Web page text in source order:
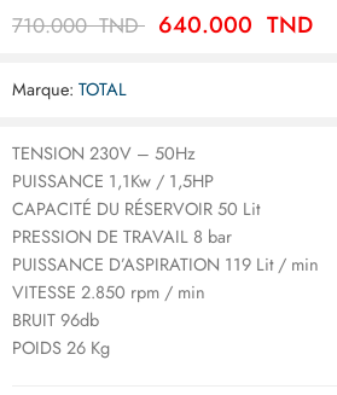
710.000TND 640.000 TND
Marque: TOTAL
TENSION 230V – 50Hz
PUISSANCE 1,1Kw / 1,5HP
CAPACITÉ DU RÉSERVOIR 50 Lit
PRESSION DE TRAVAIL 8 bar
PUISSANCE D’ASPIRATION 119 Lit / min
VITESSE 2.850 rpm / min
BRUIT 96db
POIDS 26 Kg